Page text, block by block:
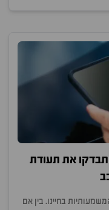
את תעודת
בחיינו. בין אם